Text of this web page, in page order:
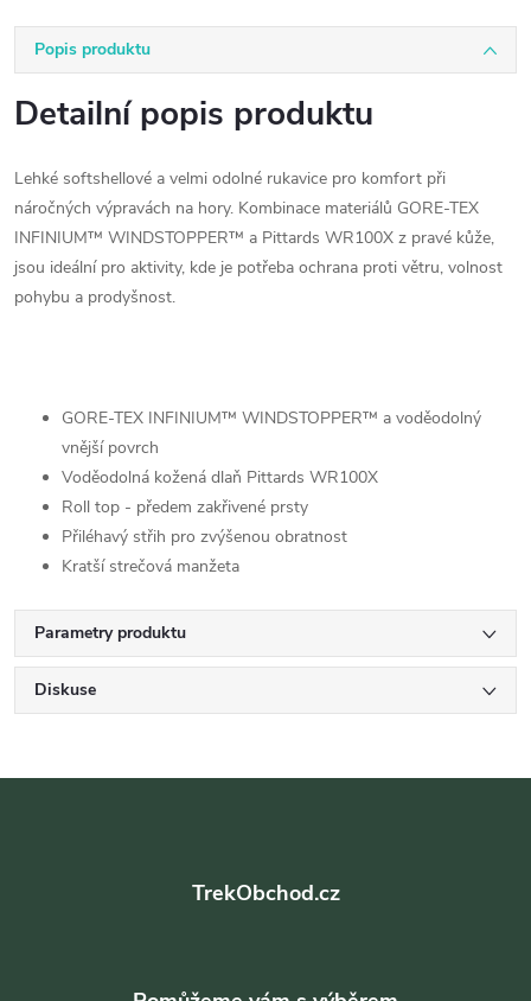
Popis produktu
Detailní popis produktu
Lehké softshellové a velmi odolné rukavice pro komfort při
náročných výpravách na hory. Kombinace materiálů GORE-TEX
INFINIUM™ WINDSTOPPER™ a Pittards WR100X z pravé kůže,
jsou ideální pro aktivity, kde je potřeba ochrana proti větru, volnost
pohybu a prodyšnost.
GORE-TEX INFINIUM™ WINDSTOPPER™ a voděodolný
vnější povrch
Voděodolná kožená dlaň Pittards WR100X
Roll top - předem zakřivené prsty
Přiléhavý střih pro zvýšenou obratnost
Kratší strečová manžeta
Parametry produktu
Diskuse
TrekObchod.cz